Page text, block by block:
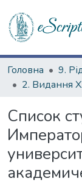
Головна
2. Видання
Список